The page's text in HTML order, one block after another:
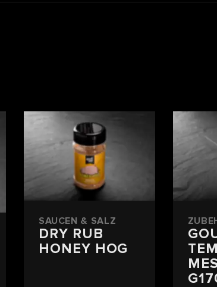
SAUCEN & SALZ
DRY RUB
HONEY HOG